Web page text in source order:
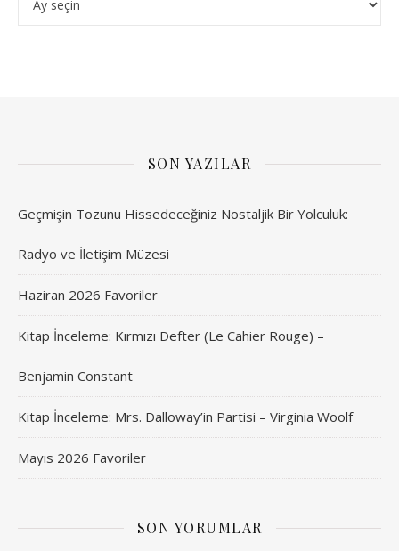
SON YAZILAR
Geçmişin Tozunu Hissedeceğiniz Nostaljik Bir Yolculuk:
Radyo ve İletişim Müzesi
Haziran 2026 Favoriler
Kitap İnceleme: Kırmızı Defter (Le Cahier Rouge) –
Benjamin Constant
Kitap İnceleme: Mrs. Dalloway’in Partisi – Virginia Woolf
Mayıs 2026 Favoriler
SON YORUMLAR